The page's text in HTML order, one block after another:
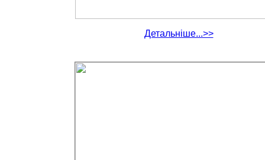
Детальніше...>>